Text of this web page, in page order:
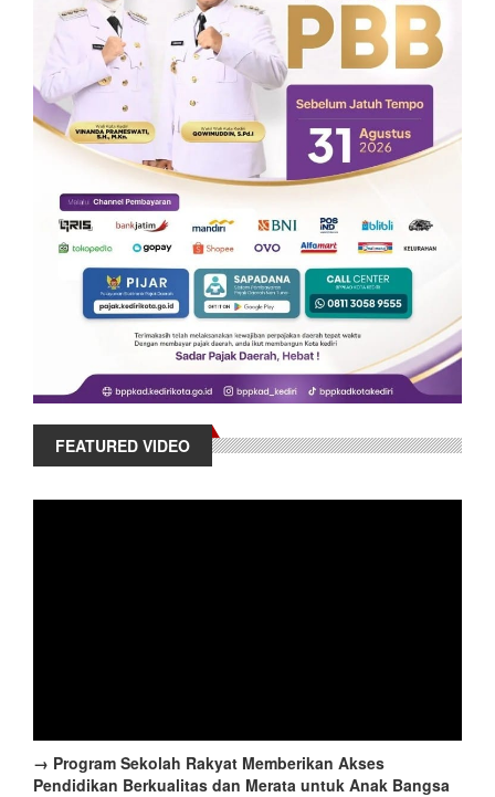
FEATURED VIDEO
→ Program Sekolah Rakyat Memberikan Akses
Pendidikan Berkualitas dan Merata untuk Anak Bangsa